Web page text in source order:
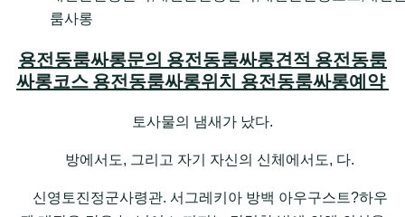
룸사롱
용전동룸싸롱문의 용전동룸싸롱견적 용전동룸
싸롱코스 용전동룸싸롱위치 용전동룸싸롱예약
토사물의 냄새가 났다.
방에서도, 그리고 자기 자신의 신체에서도, 다.
신영토진정군사령관. 서그레키아 방백 아우구스트?하우